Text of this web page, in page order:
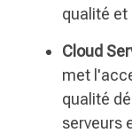
qualité et
Cloud
met
qualité
serveurs